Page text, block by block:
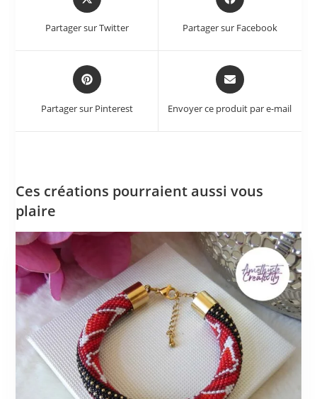
Partager sur Twitter Partager sur Facebook
Partager sur Pinterest Envoyer ce produit par e-mail
Ces créations pourraient aussi vous
plaire